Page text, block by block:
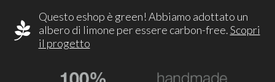
Questo eshop è green! Abbiamo adottato un
albero di limone per essere carbon-free.Scopri
il progetto